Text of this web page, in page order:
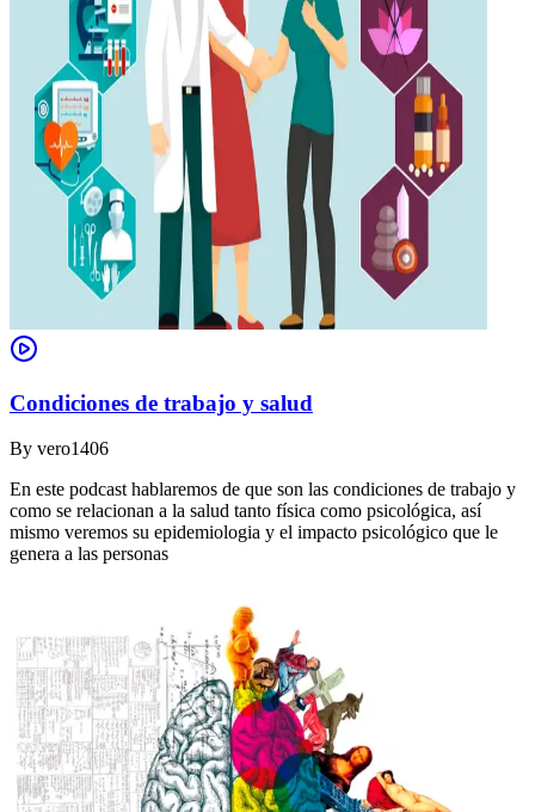
Condiciones de trabajo y salud
By vero1406
En este podcast hablaremos de que son las condiciones de trabajo y
como se relacionan a la salud tanto física como psicológica, así
mismo veremos su epidemiologia y el impacto psicológico que le
genera a las personas